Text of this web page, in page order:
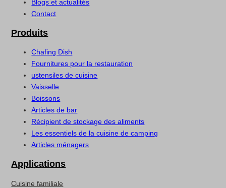
Blogs et actualités
Contact
Produits
Chafing Dish
Fournitures pour la restauration
ustensiles de cuisine
Vaisselle
Boissons
Articles de bar
Récipient de stockage des aliments
Les essentiels de la cuisine de camping
Articles ménagers
Applications
Cuisine familiale